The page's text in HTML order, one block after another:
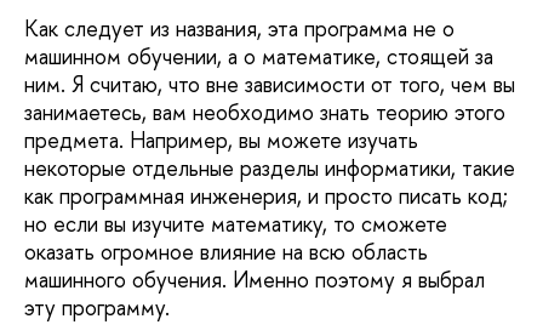
Как следует из названия, эта программа не о
машинном обучении, а о математике, стоящей за
ним. Я считаю, что вне зависимости от того, чем вы
занимаетесь, вам необходимо знать теорию этого
предмета. Например, вы можете изучать
некоторые отдельные разделы информатики, такие
как программная инженерия, и просто писать код;
но если вы изучите математику, то сможете
оказать огромное влияние на всю область
машинного обучения. Именно поэтому я выбрал
эту программу.